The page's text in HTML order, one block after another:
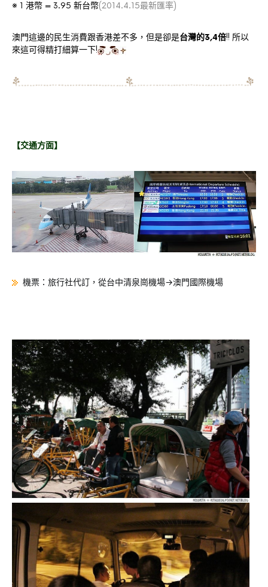
※ 1 港幣 = 3.95 新台幣(2014.4.15最新匯率)
澳門這邊的民生消費跟香港差不多，但是卻是台灣的3,4倍!! 所以
來這可得精打細算一下!
【交通方面】
機票：旅行社代訂，從台中清泉崗機場→澳門國際機場